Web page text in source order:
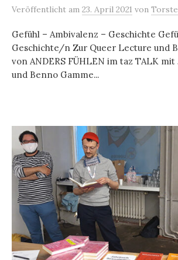
Veröffentlicht am 23. April 2021 von
Gefühl – Ambivalenz – Geschichte
Geschichte/n Zur Queer Lecture und
von ANDERS FÜHLEN im taz TALK
und Benno Gamme...